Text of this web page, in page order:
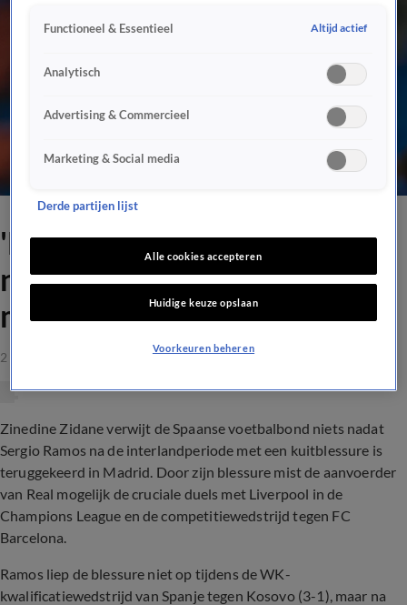
'Het is een onderdeel dat we
niet leuk vinden, maar je
moet het accepteren'
2 apr 2021, 18:02
Zinedine Zidane verwijt de Spaanse voetbalbond niets nadat
Sergio Ramos na de interlandperiode met een kuitblessure is
teruggekeerd in Madrid. Door zijn blessure mist de aanvoerder
van Real mogelijk de cruciale duels met Liverpool in de
Champions League en de competitiewedstrijd tegen FC
Barcelona.
Ramos liep de blessure niet op tijdens de WK-
kwalificatiewedstrijd van Spanje tegen Kosovo (3-1), maar na
Functioneel & Essentieel Altijd actief
Analytisch
Advertising & Commercieel
Marketing & Social media
Derde partijen lijst
Alle cookies accepteren
Huidige keuze opslaan
Voorkeuren beheren